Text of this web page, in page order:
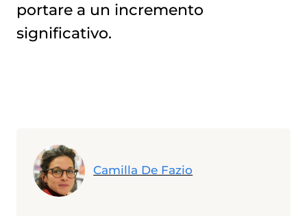
portare a un incremento
significativo.
Camilla De Fazio